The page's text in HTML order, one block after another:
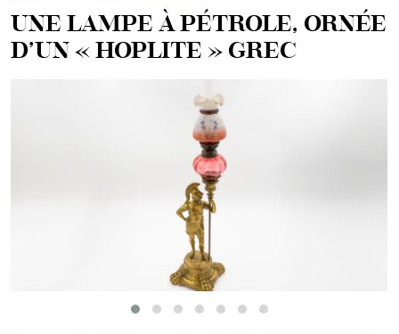
UNE LAMPE À PÉTROLE, ORNÉE
D’UN « HOPLITE » GREC